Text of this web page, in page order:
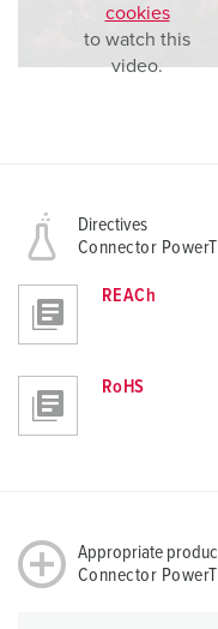
cookies
to watch this
video.
Directives
Connector
REACh
RoHS
Appropriate
Connector